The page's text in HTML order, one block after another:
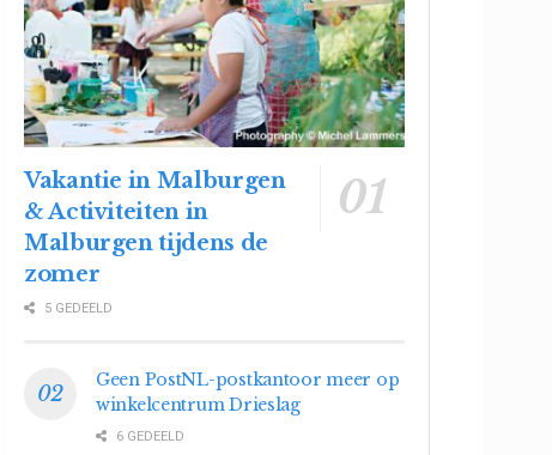
Vakantie in Malburgen
& Activiteiten in
Malburgen tijdens de
zomer
5 GEDEELD
Geen PostNL-postkantoor meer op
winkelcentrum Drieslag
6 GEDEELD